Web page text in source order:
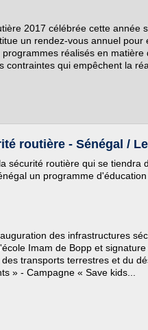
2017 célébrée cette année
un rendez-vous annuel pour
réalisés en matière
qui empêchent la
routière - Sénégal /
sécurité routière qui se tiendra
un programme
des infrastructures
Imam de Bopp et
transports terrestres et du
» - Campagne « Save kids...